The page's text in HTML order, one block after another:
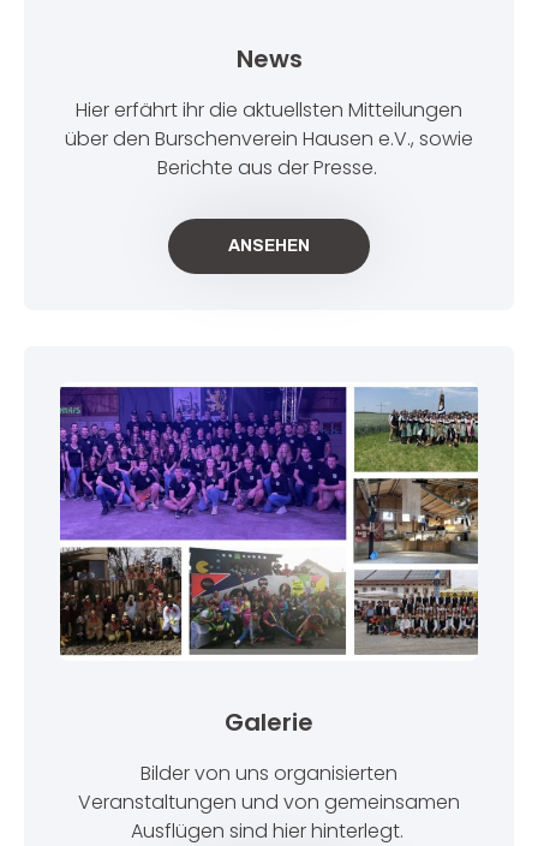
News
Hier erfährt ihr die aktuellsten Mitteilungen
über den Burschenverein Hausen e.V., sowie
Berichte aus der Presse.
ANSEHEN
Galerie
Bilder von uns organisierten
Veranstaltungen und von gemeinsamen
Ausflügen sind hier hinterlegt.